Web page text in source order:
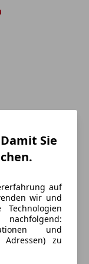
Sie
auf
wir und
und
Adressen) zu